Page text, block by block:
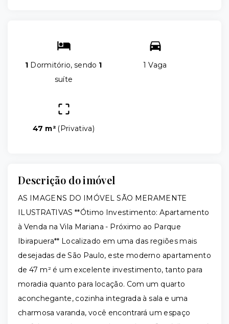
1 Dormitório, sendo 1
suíte
1 Vaga
47 m² (Privativa)
Descrição do imóvel
AS IMAGENS DO IMÓVEL SÃO MERAMENTE
ILUSTRATIVAS **Ótimo Investimento: Apartamento
à Venda na Vila Mariana - Próximo ao Parque
Ibirapuera** Localizado em uma das regiões mais
desejadas de São Paulo, este moderno apartamento
de 47 m² é um excelente investimento, tanto para
moradia quanto para locação. Com um quarto
aconchegante, cozinha integrada à sala e uma
charmosa varanda, você encontrará um espaço